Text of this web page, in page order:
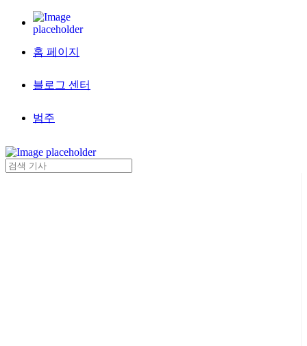
홈 페이지
블로그 센터
범주